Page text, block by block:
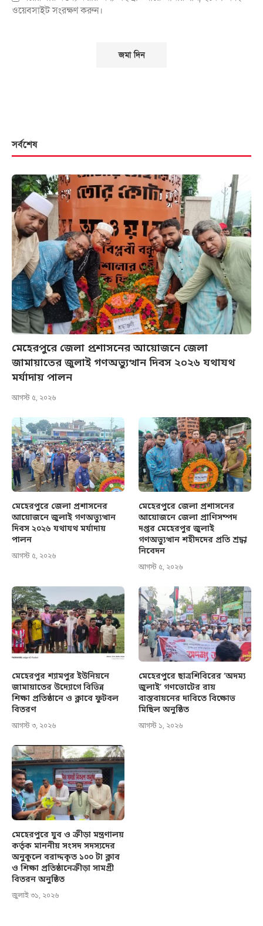
ওয়েবসাইট সংরক্ষণ করুন।
সর্বশেষ
মেহেরপুরে জেলা প্রশাসনের আয়োজনে জেলা
জামায়াতের জুলাই গণঅভ্যুত্থান দিবস ২০২৬ যথাযথ
মর্যাদায় পালন
আগস্ট ৫, ২০২৬
মেহেরপুরে জেলা প্রশাসনের
আয়োজনে জুলাই গণঅভ্যুত্থান
দিবস ২০২৬ যথাযথ মর্যাদায়
পালন
আগস্ট ৫, ২০২৬
মেহেরপুরে জেলা প্রশাসনের
আয়োজনে জেলা প্রাণিসম্পদ
দপ্তর মেহেরপুর জুলাই
গণঅভ্যুত্থান শহীদদের প্রতি শ্রদ্ধা
নিবেদন
আগস্ট ৫, ২০২৬
মেহেরপুর শ্যামপুর ইউনিয়নে
জামায়াতের উদ্যোগে বিভিন্ন
শিক্ষা প্রতিষ্ঠানে ও ক্লাবে ফুটবল
বিতরণ
আগস্ট ৩, ২০২৬
মেহেরপুরে ছাত্রশিবিরের ‘অদম্য
জুলাই’ গণভোটের রায়
বাস্তবায়নের দাবিতে বিক্ষোভ
মিছিল অনুষ্ঠিত
আগস্ট ১, ২০২৬
মেহেরপুরে যুব ও ক্রীড়া মন্ত্রণালয়
কর্তৃক মাননীয় সংসদ সদস্যদের
অনুকূলে বরাদ্দকৃত ১০০ টা ক্লাব
ও শিক্ষা প্রতিষ্ঠানেক্রীড়া সামগ্রী
বিতরন অনুষ্ঠিত
জুলাই ৩১, ২০২৬